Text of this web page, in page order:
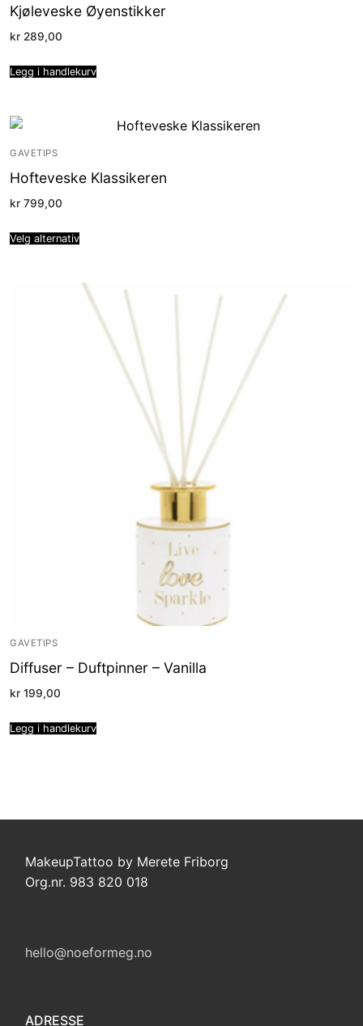
Kjøleveske Øyenstikker
kr 289,00
Legg i handlekurv
GAVETIPS
Hofteveske Klassikeren
kr 799,00
Velg alternativ
GAVETIPS
Diffuser – Duftpinner – Vanilla
kr 199,00
Legg i handlekurv
MakeupTattoo by Merete Friborg
Org.nr. 983 820 018
hello@noeformeg.no
ADRESSE